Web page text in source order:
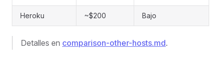
Heroku ~$200 Bajo
Detalles en comparison-other-hosts.md.